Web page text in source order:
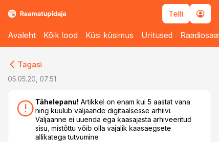
Telli
Avaleht Kõik lood Küsi küsimus Üritused
Tagasi
05.05.20, 07:51
Tähelepanu! Artikkel on enam kui 5 aastat vana
ning kuulub väljaande digitaalsesse arhiivi.
Väljaanne ei uuenda ega kaasajasta arhiveeritud
sisu, mistõttu võib olla vajalik kaasaegsete
allikatega tutvumine